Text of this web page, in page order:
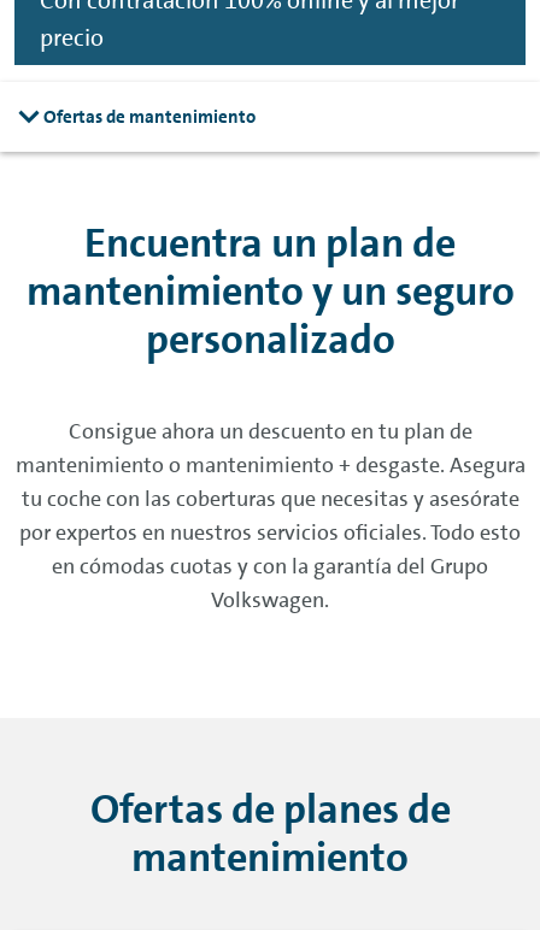
precio
Ofertas de mantenimiento
Encuentra un plan de
mantenimiento y un seguro
personalizado
Consigue ahora un descuento en tu plan de
mantenimiento o mantenimiento + desgaste. Asegura
tu coche con las coberturas que necesitas y asesórate
por expertos en nuestros servicios oficiales. Todo esto
en cómodas cuotas y con la garantía del Grupo
Volkswagen.
Ofertas de planes de
mantenimiento